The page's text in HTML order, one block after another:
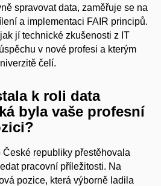
spravovat data, zaměřuje se na
a implementaci FAIR principů.
jí technické zkušenosti z IT
v nové profesi a kterým
čelí.
k roli data
byla vaše profesní
republiky přestěhovala
pracovní příležitosti. Na
pozice, která výborně ladila